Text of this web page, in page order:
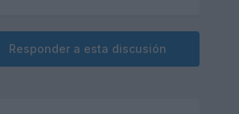
Responder a esta discusión